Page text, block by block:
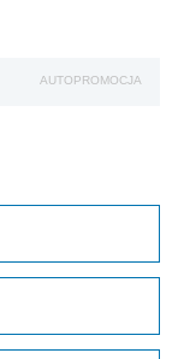
AUTOPROMOCJA